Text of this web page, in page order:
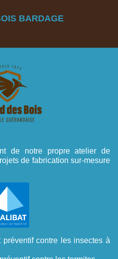
BARDAGE
de notre propre atelier de
de fabrication sur-mesure
préventif contre les insectes à